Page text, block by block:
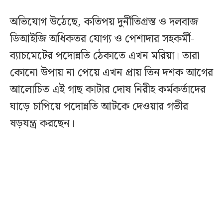
অভিযোগ উঠেছে, কতিপয় দুর্নীতিগ্রস্ত ও দলবাজ
ডিআইজি অধিকতর যোগ্য ও পেশাদার সহকর্মী-
ব্যাচমেটের পদোন্নতি ঠেকাতে এখন মরিয়া। তারা
কোনো উপায় না পেয়ে এখন প্রায় তিন দশক আগের
আলোচিত এই গাছ কাটার দোষ নিরীহ কর্মকর্তাদের
ঘাড়ে চাপিয়ে পদোন্নতি আটকে দেওয়ার গভীর
ষড়যন্ত্র করছেন।